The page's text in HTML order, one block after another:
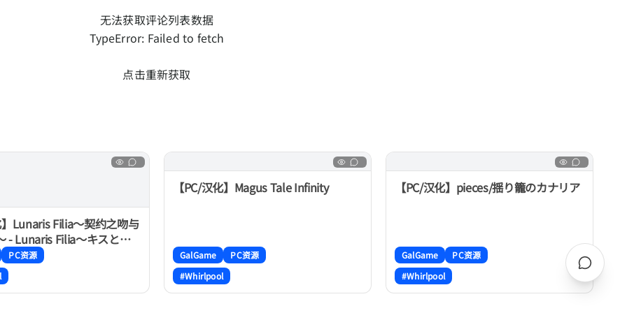
无法获取评论列表数据
TypeError: Failed to fetch
点击重新获取
Lunaris Filia～契约之吻与
- Lunaris Filia～キスと契
瞳～
PC资源
【PC/汉化】Magus Tale Infinity
GalGame
PC资源
#Whirlpool
【PC/汉化】pieces/揺り籠のカナリア
GalGame
PC资源
#Whirlpool